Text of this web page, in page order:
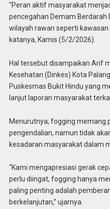
“Peran aktif masyarakat
pencegahan Demam Berdarah
wilayah rawan seperti kawasan
katanya, Kamis (5/2/2026).
Hal tersebut disampaikan Arif
Kesehatan (Dinkes) Kota
Puskesmas Bukit Hindu yang
lanjut laporan masyarakat
Menurutnya, fogging memang
pengendalian, namun tidak
kesadaran masyarakat dalam
“Kami mengapresiasi gerak
perlu diingat, fogging hanya
paling penting adalah
berkelanjutan,” ujarnya.